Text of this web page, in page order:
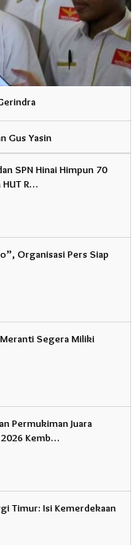
Gus Yasin
SPN Hinai Himpun 70
R…
Organisasi Pers Siap
Segera Miliki
Permukiman Juara
Kemb…
Timur: Isi Kemerdekaan